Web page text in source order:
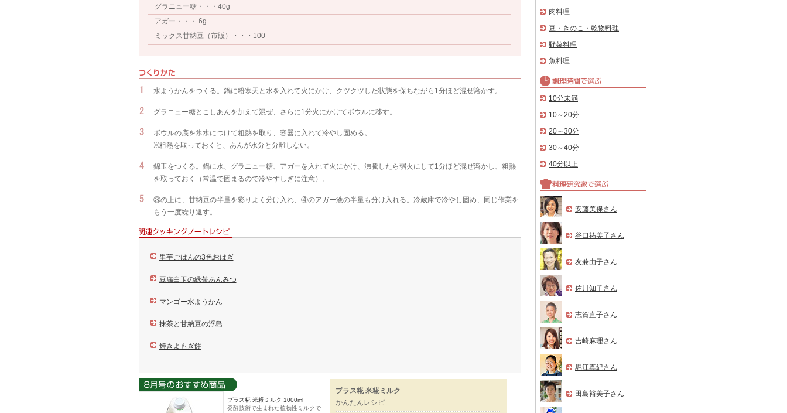
グラニュー糖・・・40g
アガー・・・ 6g
ミックス甘納豆（市販）・・・100
水ようかんをつくる。鍋に粉寒天と水を入れて火にかけ、クツクツした状態を保ちながら1分ほど混ぜ溶かす。
グラニュー糖とこしあんを加えて混ぜ、さらに1分火にかけてボウルに移す。
ボウルの底を氷水につけて粗熱を取り、容器に入れて冷やし固める。
※粗熱を取っておくと、あんが水分と分離しない。
錦玉をつくる。鍋に水、グラニュー糖、アガーを入れて火にかけ、沸騰したら弱火にして1分ほど混ぜ溶かし、粗熱
を取っておく（常温で固まるので冷やすしぎに注意）。
③の上に、甘納豆の半量を彩りよく分け入れ、④のアガー液の半量も分け入れる。冷蔵庫で冷やし固め、同じ作業を
もう一度繰り返す。
里芋ごはんの3色おはぎ
豆腐白玉の緑茶あんみつ
マンゴー水ようかん
抹茶と甘納豆の浮島
焼きよもぎ餅
プラス糀 米糀ミルク 1000ml
発酵技術で生まれた植物性ミルクで
プラス糀 米糀ミルク
かんたんレシピ
肉料理
豆・きのこ・乾物料理
野菜料理
魚料理
10分未満
10～20分
20～30分
30～40分
40分以上
安藤美保さん
谷口祐美子さん
友兼由子さん
佐川知子さん
志賀直子さん
吉崎麻理さん
堀江真紀さん
田島裕美子さん